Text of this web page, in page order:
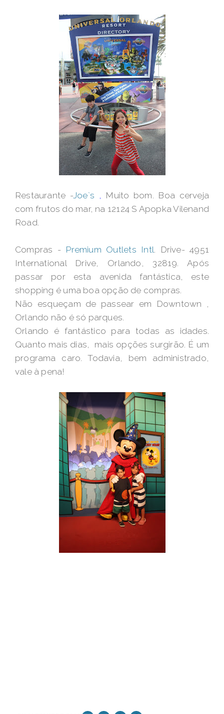
Restaurante -Joe`s , Muito bom. Boa cerveja
com frutos do mar, na 12124 S Apopka Vilenand
Road.
Compras - Premium Outlets Intl. Drive- 4951
International Drive, Orlando, 32819. Após
passar por esta avenida fantástica, este
shopping é uma boa opção de compras.
Não esqueçam de passear em Downtown ,
Orlando não é só parques.
Orlando é fantástico para todas as idades.
Quanto mais dias, mais opções surgirão. É um
programa caro. Todavia, bem administrado,
vale à pena!